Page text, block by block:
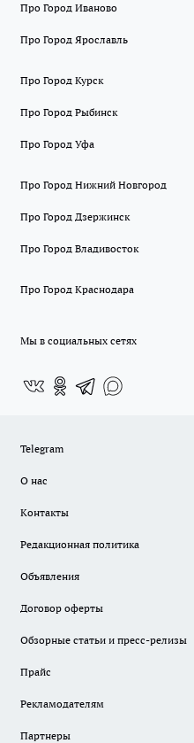
Про Город Иваново
Про Город Ярославль
Про Город Курск
Про Город Рыбинск
Про Город Уфа
Про Город Нижний Новгород
Про Город Дзержинск
Про Город Владивосток
Про Город Краснодара
Мы в социальных сетях
Telegram
О нас
Контакты
Редакционная политика
Объявления
Договор оферты
Обзорные статьи и пресс-релизы
Прайс
Рекламодателям
Партнеры